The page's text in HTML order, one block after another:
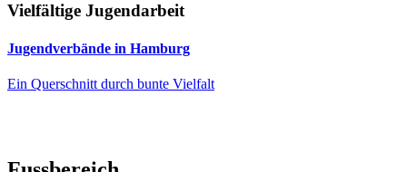
Vielfältige Jugendarbeit
Jugendverbände in Hamburg
Ein Querschnitt durch bunte Vielfalt